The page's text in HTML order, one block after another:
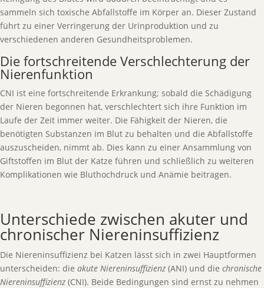
sammeln sich toxische Abfallstoffe im Körper an. Dieser Zustand
führt zu einer Verringerung der Urinproduktion und zu
verschiedenen anderen Gesundheitsproblemen.
Die fortschreitende Verschlechterung der
Nierenfunktion
CNI ist eine fortschreitende Erkrankung; sobald die Schädigung
der Nieren begonnen hat, verschlechtert sich ihre Funktion im
Laufe der Zeit immer weiter. Die Fähigkeit der Nieren, die
benötigten Substanzen im Blut zu behalten und die Abfallstoffe
auszuscheiden, nimmt ab. Dies kann zu einer Ansammlung von
Giftstoffen im Blut der Katze führen und schließlich zu weiteren
Komplikationen wie Bluthochdruck und Anämie beitragen.
Unterschiede zwischen akuter und
chronischer Niereninsuffizienz
Die Niereninsuffizienz bei Katzen lässt sich in zwei Hauptformen
unterscheiden: die akute Niereninsuffizienz (ANI) und die chronische
Niereninsuffizienz (CNI). Beide Bedingungen sind ernst zu nehmen